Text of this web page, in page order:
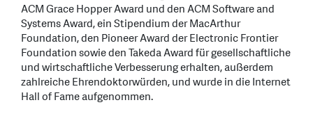
ACM Grace Hopper Award und den ACM Software and
Systems Award, ein Stipendium der MacArthur
Foundation, den Pioneer Award der Electronic Frontier
Foundation sowie den Takeda Award für gesellschaftliche
und wirtschaftliche Verbesserung erhalten, außerdem
zahlreiche Ehrendoktorwürden, und wurde in die Internet
Hall of Fame aufgenommen.